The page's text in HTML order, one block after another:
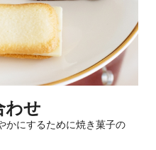
わせ
かにするために焼き菓子の